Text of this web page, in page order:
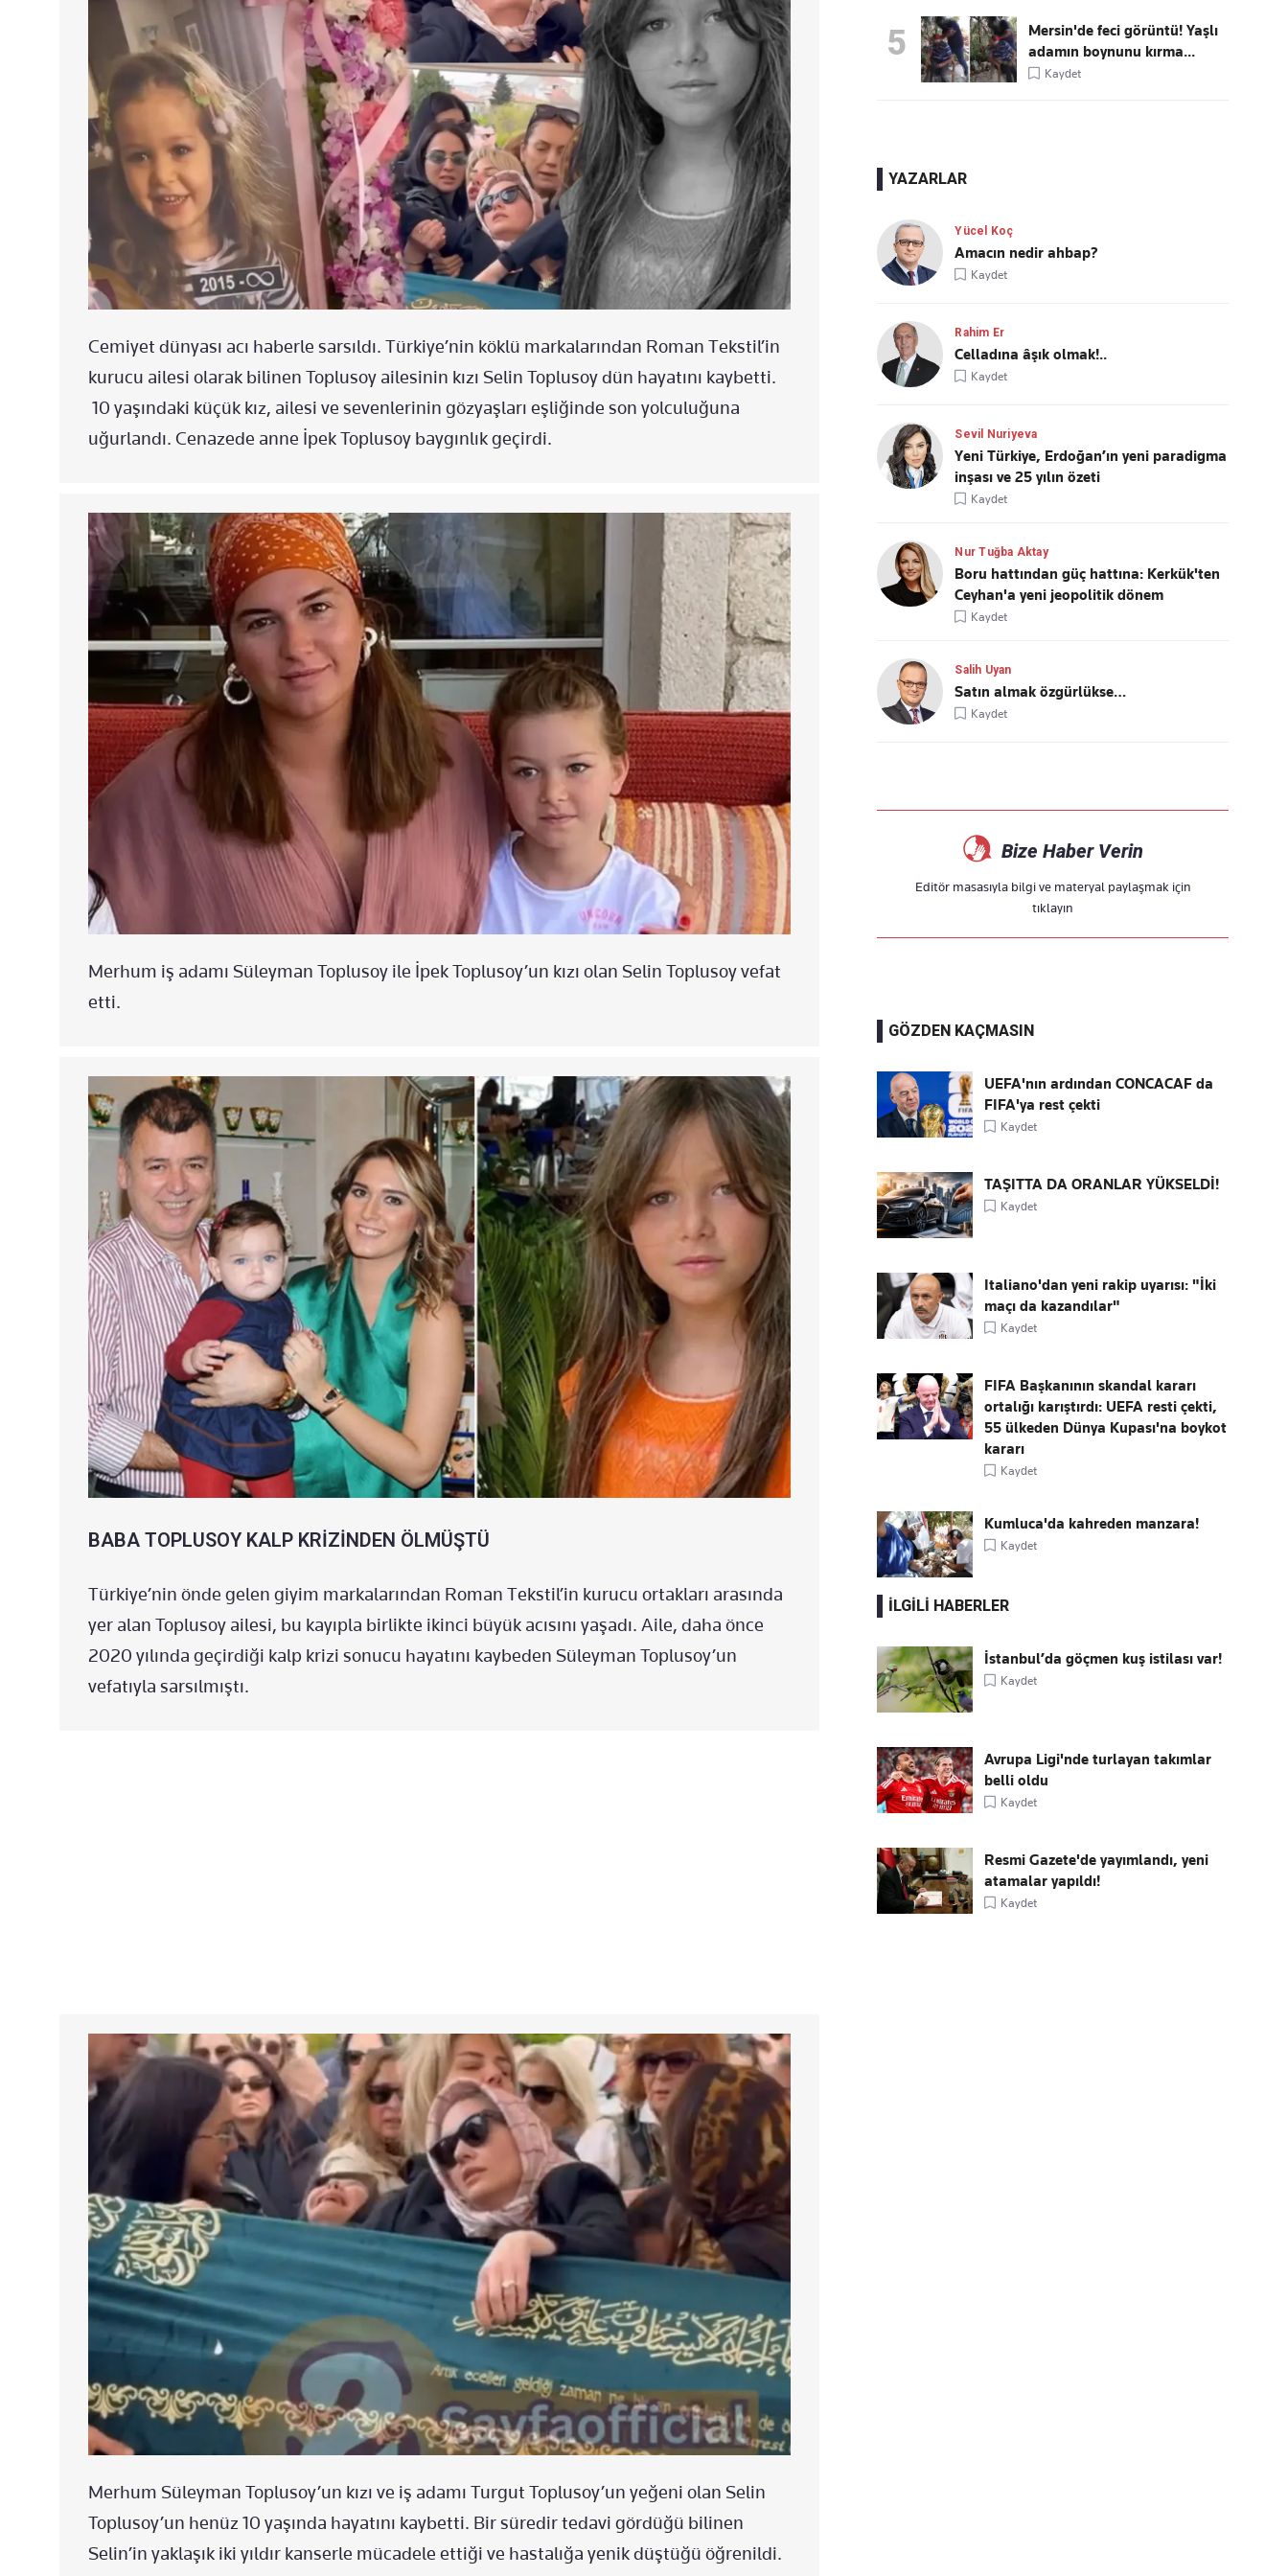
Cemiyet dünyası acı haberle sarsıldı. Türkiye’nin köklü markalarından Roman Tekstil’in
kurucu ailesi olarak bilinen Toplusoy ailesinin kızı Selin Toplusoy dün hayatını kaybetti.
10 yaşındaki küçük kız, ailesi ve sevenlerinin gözyaşları eşliğinde son yolculuğuna
uğurlandı. Cenazede anne İpek Toplusoy baygınlık geçirdi.
Merhum iş adamı Süleyman Toplusoy ile İpek Toplusoy’un kızı olan Selin Toplusoy vefat
etti.
BABA TOPLUSOY KALP KRİZİNDEN ÖLMÜŞTÜ
Türkiye’nin önde gelen giyim markalarından Roman Tekstil’in kurucu ortakları arasında
yer alan Toplusoy ailesi, bu kayıpla birlikte ikinci büyük acısını yaşadı. Aile, daha önce
2020 yılında geçirdiği kalp krizi sonucu hayatını kaybeden Süleyman Toplusoy’un
vefatıyla sarsılmıştı.
Merhum Süleyman Toplusoy’un kızı ve iş adamı Turgut Toplusoy’un yeğeni olan Selin
Toplusoy’un henüz 10 yaşında hayatını kaybetti. Bir süredir tedavi gördüğü bilinen
Selin’in yaklaşık iki yıldır kanserle mücadele ettiği ve hastalığa yenik düştüğü öğrenildi.
5
Mersin'de feci görüntü! Yaşlı
adamın boynunu kırma...
Kaydet
YAZARLAR
Yücel Koç
Amacın nedir ahbap?
Kaydet
Rahim Er
Celladına âşık olmak!..
Kaydet
Sevil Nuriyeva
Yeni Türkiye, Erdoğan’ın yeni paradigma
inşası ve 25 yılın özeti
Kaydet
Nur Tuğba Aktay
Boru hattından güç hattına: Kerkük'ten
Ceyhan'a yeni jeopolitik dönem
Kaydet
Salih Uyan
Satın almak özgürlükse…
Kaydet
Bize Haber Verin
Editör masasıyla bilgi ve materyal paylaşmak için
tıklayın
GÖZDEN KAÇMASIN
UEFA'nın ardından CONCACAF da
FIFA'ya rest çekti
Kaydet
TAŞITTA DA ORANLAR YÜKSELDİ!
Kaydet
Italiano'dan yeni rakip uyarısı: "İki
maçı da kazandılar"
Kaydet
FIFA Başkanının skandal kararı
ortalığı karıştırdı: UEFA resti çekti,
55 ülkeden Dünya Kupası'na boykot
kararı
Kaydet
Kumluca'da kahreden manzara!
Kaydet
İLGİLİ HABERLER
İstanbul’da göçmen kuş istilası var!
Kaydet
Avrupa Ligi'nde turlayan takımlar
belli oldu
Kaydet
Resmi Gazete'de yayımlandı, yeni
atamalar yapıldı!
Kaydet